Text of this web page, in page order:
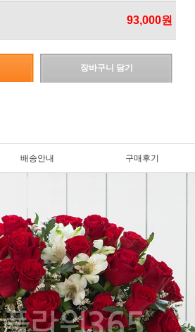
93,000원
장바구니 담기
배송안내 구매후기